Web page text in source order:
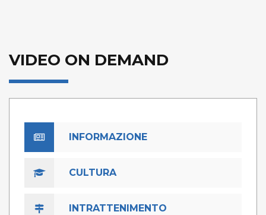
VIDEO ON DEMAND
INFORMAZIONE
CULTURA
INTRATTENIMENTO